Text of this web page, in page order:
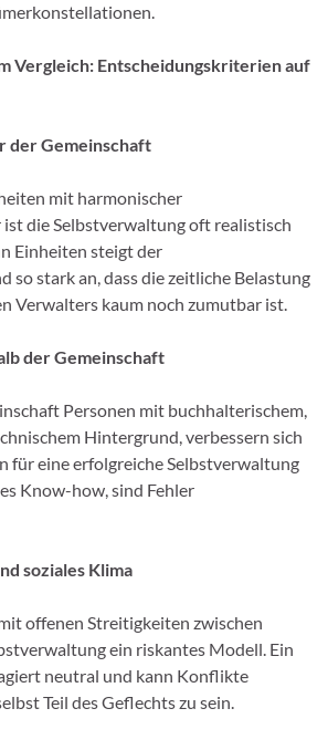
Vergleich: Entscheidungskriterien auf
der Gemeinschaft
mit harmonischer
die Selbstverwaltung oft realistisch
Einheiten steigt der
so stark an, dass die zeitliche Belastung
Verwalters kaum noch zumutbar ist.
der Gemeinschaft
Personen mit buchhalterischem,
Hintergrund, verbessern sich
für eine erfolgreiche Selbstverwaltung
Know-how, sind Fehler
soziales Klima
offenen Streitigkeiten zwischen
ein riskantes Modell. Ein
neutral und kann Konflikte
Teil des Geflechts zu sein.